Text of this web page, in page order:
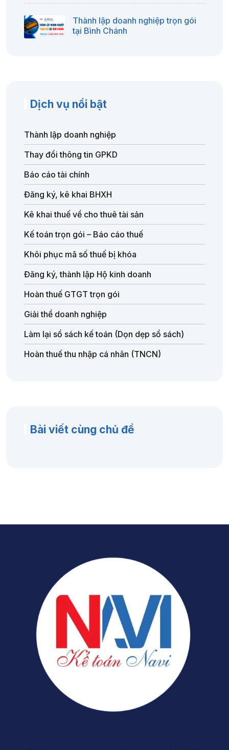
Thành lập doanh nghiệp trọn gói
tại Bình Chánh
Dịch vụ nổi bật
Thành lập doanh nghiệp
Thay đổi thông tin GPKD
Báo cáo tài chính
Đăng ký, kê khai BHXH
Kê khai thuế về cho thuê tài sản
Kế toán trọn gói – Báo cáo thuế
Khôi phục mã số thuế bị khóa
Đăng ký, thành lập Hộ kinh doanh
Hoàn thuế GTGT trọn gói
Giải thể doanh nghiệp
Làm lại sổ sách kế toán (Dọn dẹp sổ sách)
Hoàn thuế thu nhập cá nhân (TNCN)
Bài viết cùng chủ đề